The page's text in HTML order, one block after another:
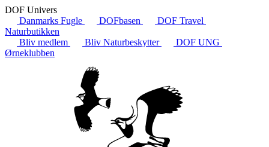
DOF Univers
Danmarks Fugle
DOFbasen
DOF Travel
Naturbutikken
Bliv medlem
Bliv Naturbeskytter
DOF UNG
Ørneklubben